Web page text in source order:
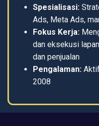
Spesialisasi:
Ads, Meta Ads,
Fokus Kerja:
dan eksekusi
dan penjualan
Pengalaman:
2008